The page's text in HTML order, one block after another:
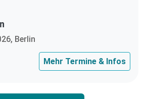
Berlin
Mehr Termine & Infos